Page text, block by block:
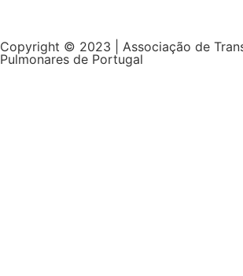
Copyright © 2023 | Associação de
Pulmonares de Portugal